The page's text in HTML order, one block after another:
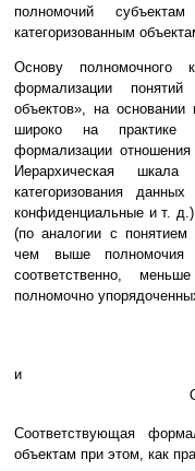
полномочий
категоризованным
Основу полномочного
формализации
объектов», на
широко на практике
формализации
Иерархическая
категоризования
конфиденциальные и т.
(по аналогии с
чем выше полномочия
соответственно,
полномочно
и
Соответствующая
объектам при этом, как